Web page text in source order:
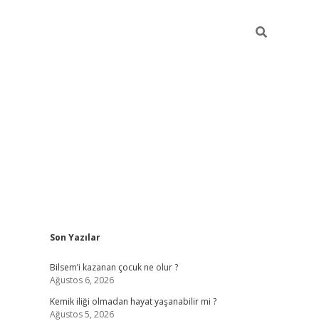
Sidebar
Son Yazılar
Bilsem’i kazanan çocuk ne olur ?
Ağustos 6, 2026
Kemik iliği olmadan hayat yaşanabilir mi ?
Ağustos 5, 2026